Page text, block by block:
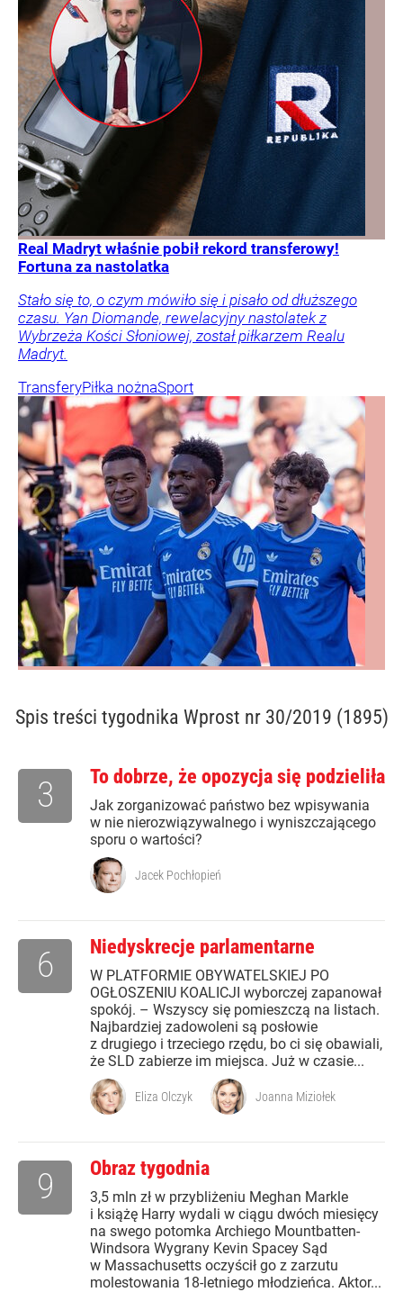
Real Madryt właśnie pobił rekord transferowy!
Fortuna za nastolatka
Stało się to, o czym mówiło się i pisało od dłuższego
czasu. Yan Diomande, rewelacyjny nastolatek z
Wybrzeża Kości Słoniowej, został piłkarzem Realu
Madryt.
TransferyPiłka nożnaSport
Spis treści tygodnika Wprost nr 30/2019 (1895)
To dobrze, że opozycja się podzieliła
Jak zorganizować państwo bez wpisywania
w nie nierozwiązywalnego i wyniszczającego
sporu o wartości?
3
Jacek Pochłopień
Niedyskrecje parlamentarne
W PLATFORMIE OBYWATELSKIEJ PO
OGŁOSZENIU KOALICJI wyborczej zapanował
spokój. – Wszyscy się pomieszczą na listach.
Najbardziej zadowoleni są posłowie
z drugiego i trzeciego rzędu, bo ci się obawiali,
że SLD zabierze im miejsca. Już w czasie...
6
Eliza Olczyk Joanna Miziołek
Obraz tygodnia
3,5 mln zł w przybliżeniu Meghan Markle
i książę Harry wydali w ciągu dwóch miesięcy
na swego potomka Archiego Mountbatten-
Windsora Wygrany Kevin Spacey Sąd
w Massachusetts oczyścił go z zarzutu
molestowania 18-letniego młodzieńca. Aktor...
9